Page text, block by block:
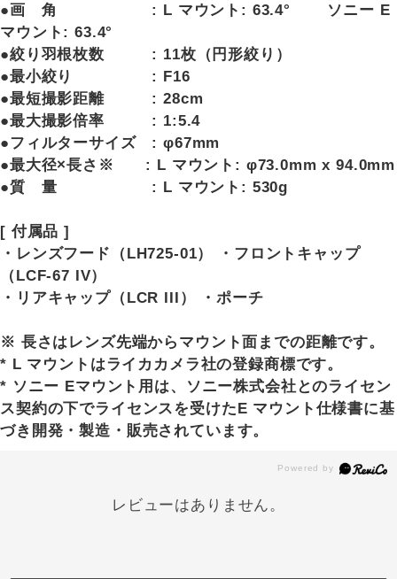
●画 角 : L マウント: 63.4° ソニー E
マウント: 63.4°
●絞り羽根枚数 : 11枚（円形絞り）
●最小絞り : F16
●最短撮影距離 : 28cm
●最大撮影倍率 : 1:5.4
●フィルターサイズ : φ67mm
●最大径×長さ※ : L マウント: φ73.0mm x 94.0mm
●質 量 : L マウント: 530g
[ 付属品 ]
・レンズフード（LH725-01） ・フロントキャップ
（LCF-67 IV）
・リアキャップ（LCR III） ・ポーチ
※ 長さはレンズ先端からマウント面までの距離です。
* L マウントはライカカメラ社の登録商標です。
* ソニー Eマウント用は、ソニー株式会社とのライセン
ス契約の下でライセンスを受けたE マウント仕様書に基
づき開発・製造・販売されています。
レビューはありません。